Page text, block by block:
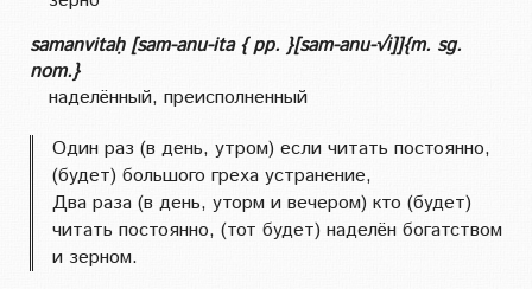
samanvitaḥ [sam-anu-ita { pp. }[sam-anu-√i]]{m. sg.
nom.}
наделённый, преисполненный
Один раз (в день, утром) если читать постоянно,
(будет) большого греха устранение,
Два раза (в день, уторм и вечером) кто (будет)
читать постоянно, (тот будет) наделён богатством
и зерном.